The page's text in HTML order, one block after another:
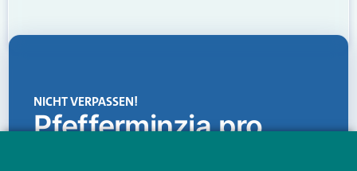
NICHT VERPASSEN!
Pfefferminzia.pro